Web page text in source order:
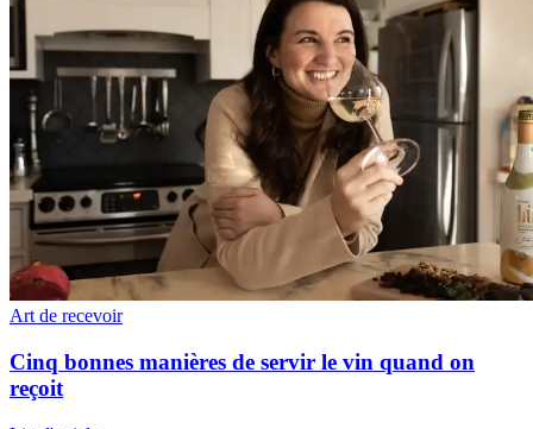
Art de recevoir
Cinq bonnes manières de servir le vin quand on
reçoit